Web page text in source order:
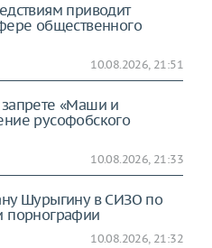
приводит
общественного
10.08.2026, 21:51
«Маши и
русофобского
10.08.2026, 21:33
Шурыгину в СИЗО по
порнографии
10.08.2026, 21:32